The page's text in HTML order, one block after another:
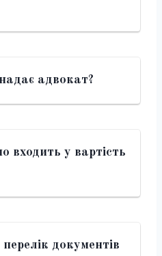
адвокат?
входить у вартість
документів